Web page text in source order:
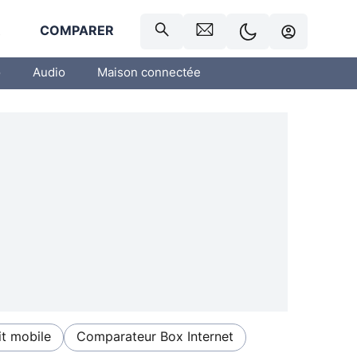
COMPARER
Audio Maison connectée
mobile Comparateur Box Internet